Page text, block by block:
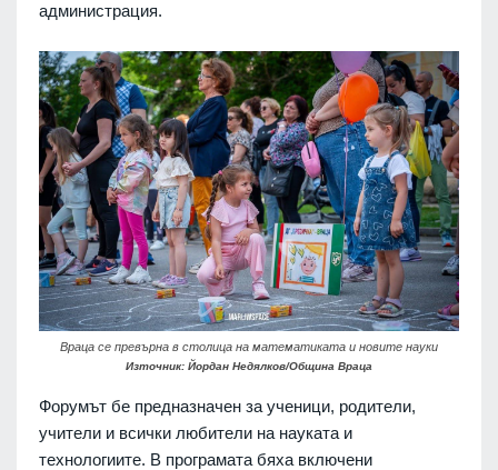
администрация.
Враца се превърна в столица на математиката и новите науки
Източник: Йордан Недялков/Община Враца
Форумът бе предназначен за ученици, родители,
учители и всички любители на науката и
технологиите. В програмата бяха включени